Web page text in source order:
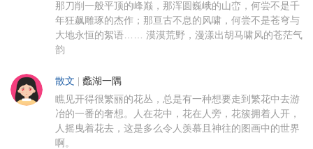
那刀削一般平顶的峰巅，那浑圆巍峨的山峦，何尝不是千
年狂飙雕琢的杰作；那亘古不息的风啸，何尝不是苍穹与
大地永恒的絮语…… 漠漠荒野，漫漾出胡马啸风的苍茫气
韵
散文 蠡湖一隅
瞧见开得很繁丽的花丛，总是有一种想要走到繁花中去游
冶的一番的奢想。人在花中，花在人旁，花簇拥着人开，
人摇曳着花去，这是多么令人羡慕且神往的图画中的世界
啊。